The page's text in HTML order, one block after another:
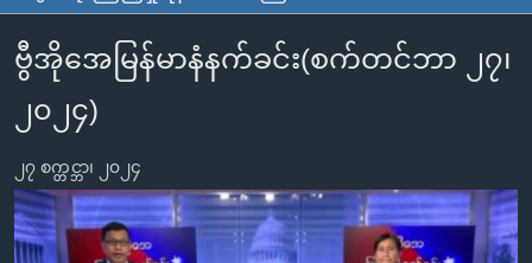
Link
များ
ပင်မ
သို့
ကျော်
ကြည့်
ကမ္ဘာ့သတင်းများ
နိုင်ငံတကာ
အမေရိကန်
အစ္စရေး-ပါလက်စတိုင်း
ဗွီဒီယို
သတင်းလွတ်လပ်ခွင့်
ရပ်ဝန်းတခု လမ်းတခု အလွန်
အင်္ဂလိပ်စာလေ့လာမယ်
အမေရိကန်သုံးအီဒီယံ
အပတ်စဉ်ကဏ္ဍများ
ဗွီအိုအေမြန်မာနံနက်ခင်း(စက်တင်ဘာ ၂၇၊
၂၀၂၄)
၂၇ စက္တင္ဘာ၊ ၂၀၂၄